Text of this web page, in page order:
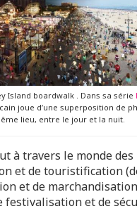
Island boardwalk . Dans sa série
joue d’une superposition de
lieu, entre le jour et la nuit.
à travers le monde
et de touristification
et de
festivalisation et de